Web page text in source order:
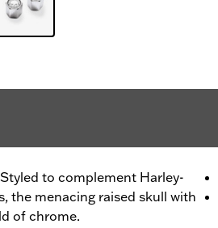
to complement Harley-
the menacing raised skull with
of chrome.